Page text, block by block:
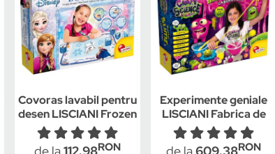
Covoras lavabil pentru
desen LISCIANI Frozen
RON
Experimente geniale
LISCIANI Fabrica de
slime
RON